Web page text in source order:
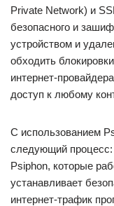
Private Network) и
безопасного и
устройством и
обходить
интернет-
доступ к любому
С использованием
следующий процесс:
Psiphon, которые
устанавливает
интернет-трафик